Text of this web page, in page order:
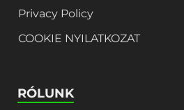
Privacy Policy
COOKIE NYILATKOZAT
RÓLUNK